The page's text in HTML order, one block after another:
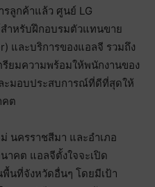
ลูกค้าแล้ว ศูนย์ LG
ำหรับฝึกอบรมตัวแทนขาย
และบริการของแอลจี รวมถึง
ยมความพร้อมให้พนักงานของ
ะมอบประสบการณ์ที่ดีที่สุดให้
คต
นครราชสีมา และอำเภอ
าคต แอลจีตั้งใจจะเปิด
นที่จังหวัดอื่นๆ โดยมีเป้า